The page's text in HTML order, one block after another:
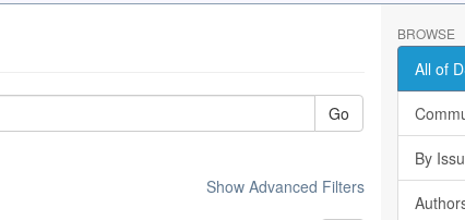
Go
Show Advanced Filters
BROWSE
All of
By